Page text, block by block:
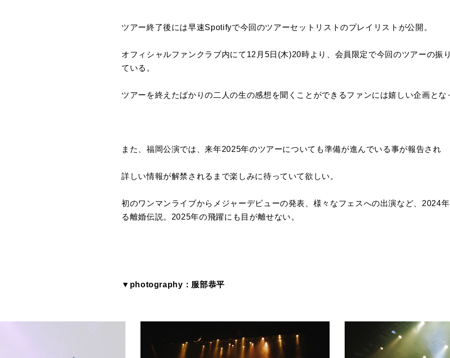
ツアー終了後には早速Spotifyで今回のツアーセットリストのプレイリストが公開。
オフィシャルファンクラブ内にて12月5日(木)20時より、会員限定で今回のツアーの振
ている。
ツアーを終えたばかりの二人の生の感想を聞くことができるファンには嬉しい企画とな
また、福岡公演では、来年2025年のツアーについても準備が進んでいる事が報告され
詳しい情報が解禁されるまで楽しみに待っていて欲しい。
初のワンマンライブからメジャーデビューの発表、様々なフェスへの出演など、2024
る離婚伝説。2025年の飛躍にも目が離せない。
▼photography：服部恭平